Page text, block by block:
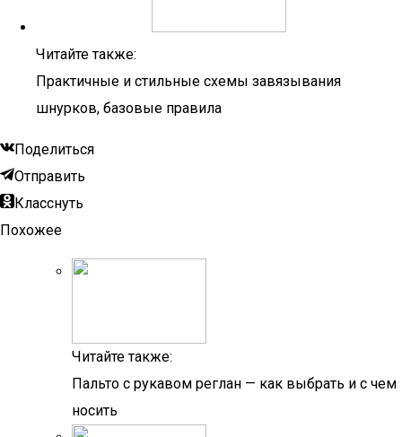
Читайте также:
Практичные и стильные схемы завязывания
шнурков, базовые правила
Поделиться
Отправить
Класснуть
Похожее
Читайте также:
Пальто с рукавом реглан — как выбрать и с чем
носить